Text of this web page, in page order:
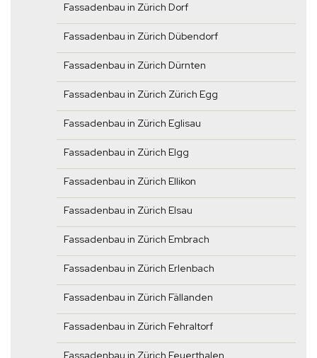
Fassadenbau in Zürich Dorf
Fassadenbau in Zürich Dübendorf
Fassadenbau in Zürich Dürnten
Fassadenbau in Zürich Zürich Egg
Fassadenbau in Zürich Eglisau
Fassadenbau in Zürich Elgg
Fassadenbau in Zürich Ellikon
Fassadenbau in Zürich Elsau
Fassadenbau in Zürich Embrach
Fassadenbau in Zürich Erlenbach
Fassadenbau in Zürich Fällanden
Fassadenbau in Zürich Fehraltorf
Fassadenbau in Zürich Feuerthalen